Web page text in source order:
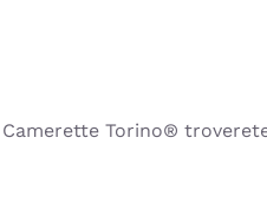
Torino®